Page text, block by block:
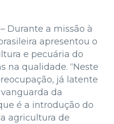
Durante a missão à
apresentou o
e pecuária do
na qualidade. “Neste
já latente
da
é a introdução do
agricultura de